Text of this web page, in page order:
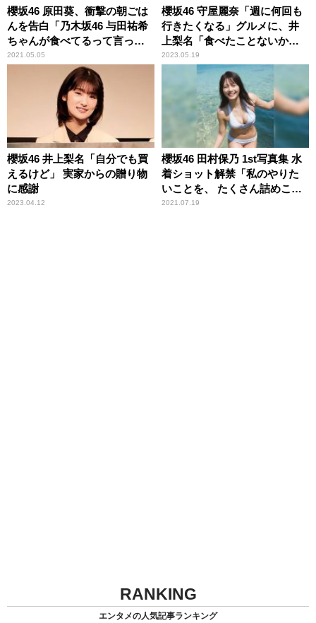
櫻坂46 原田葵、衝撃の朝ごは
んを告白「乃木坂46 与田祐希
ちゃんが食べてるって言って
て」 そのメニューに井上梨名
2021.05.05
櫻坂46 守屋麗奈「週に何回も
行きたくなる」グルメに、井
上梨名「食べたことないか
も」
2023.05.19
櫻坂46 井上梨名「自分でも買
えるけど」 実家からの贈り物
に感謝
2023.04.12
櫻坂46 田村保乃 1st写真集 水
着ショット解禁「私のやりた
いことを、 たくさん詰めこん
でもらいました」
2021.07.19
RANKING
エンタメの人気記事ランキング